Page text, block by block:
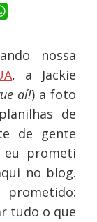
WhatsApp
nossa
, a Jackie
aí!) a foto
de
de gente
eu prometi
no blog.
tudo o que